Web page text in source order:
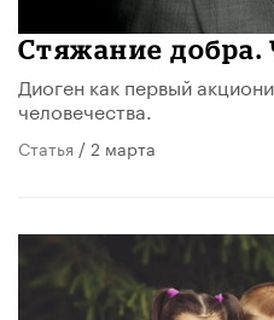
Стяжание добра.
Диоген как первый
человечества.
Статья / 2 марта